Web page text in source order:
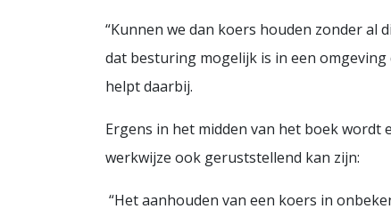
“Kunnen we dan koers houden zonder al
dat besturing mogelijk is in een
helpt daarbij.
Ergens in het midden van het boek wordt
werkwijze ook geruststellend kan zijn:
“Het aanhouden van een koers in